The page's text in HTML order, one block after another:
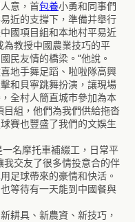
意，首包養小勇和同事們
近的支撐下，準備并舉行
國項目組和本地村平易近
為教授中國農業技巧的平
民友情的橋梁。”他說。
地手舞足蹈、啦啦隊高興
和貝寧跳舞扮演，讓現場
全村人簡直城市參加為本
目組，他們為我們供給拖沓
賽也豐盛了我們的文娛生
名摩托車補綴工，日常平
我交友了很多情投意合的伴
足球帶來的豪情和快活。
等待有一天能到中國餐與
耕具、新農資、新技巧，